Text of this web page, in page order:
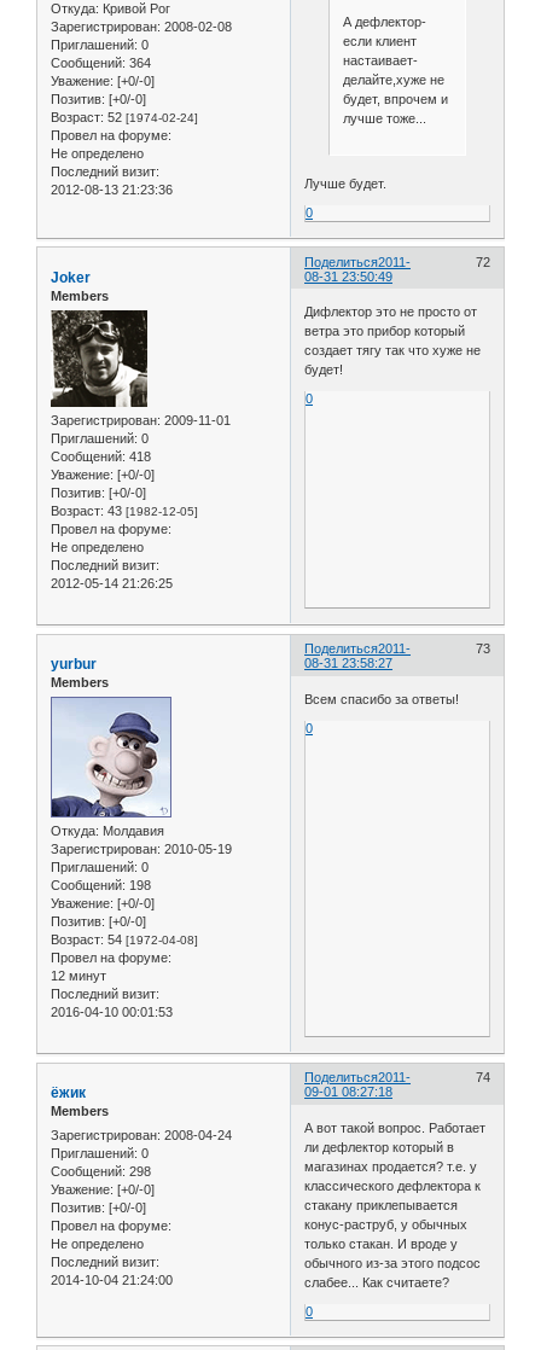
Откуда: Кривой Рог
Зарегистрирован: 2008-02-08
Приглашений: 0
Сообщений: 364
Уважение: [+0/-0]
Позитив: [+0/-0]
Возраст: 52 [1974-02-24]
Провел на форуме:
Не определено
Последний визит:
2012-08-13 21:23:36
А дефлектор-
если клиент
настаивает-
делайте,хуже не
будет, впрочем и
лучше тоже...
Лучше будет.
0
Поделиться 72
2011-
08-31 23:50:49
Joker
Members
Зарегистрирован: 2009-11-01
Приглашений: 0
Сообщений: 418
Уважение: [+0/-0]
Позитив: [+0/-0]
Возраст: 43 [1982-12-05]
Провел на форуме:
Не определено
Последний визит:
2012-05-14 21:26:25
Дифлектор это не просто от
ветра это прибор который
создает тягу так что хуже не
будет!
0
Поделиться 73
2011-
08-31 23:58:27
yurbur
Members
Откуда: Молдавия
Зарегистрирован: 2010-05-19
Приглашений: 0
Сообщений: 198
Уважение: [+0/-0]
Позитив: [+0/-0]
Возраст: 54 [1972-04-08]
Провел на форуме:
12 минут
Последний визит:
2016-04-10 00:01:53
Всем спасибо за ответы!
0
Поделиться 74
2011-
09-01 08:27:18
ёжик
Members
Зарегистрирован: 2008-04-24
Приглашений: 0
Сообщений: 298
Уважение: [+0/-0]
Позитив: [+0/-0]
Провел на форуме:
Не определено
Последний визит:
2014-10-04 21:24:00
А вот такой вопрос. Работает
ли дефлектор который в
магазинах продается? т.е. у
классического дефлектора к
стакану приклепывается
конус-раструб, у обычных
только стакан. И вроде у
обычного из-за этого подсос
слабее... Как считаете?
0